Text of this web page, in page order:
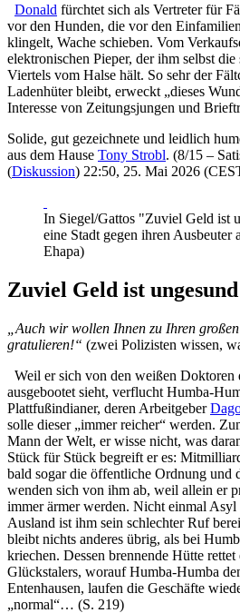
Donald fürchtet sich als Vertreter für
vor den Hunden, die vor den
klingelt, Wache schieben. Vom
elektronischen Pieper, der ihm selbst
Viertels vom Halse hält. So sehr der
Ladenhüter bleibt, erweckt „dieses
Interesse von Zeitungsjungen und
Solide, gut gezeichnete und leidlich
aus dem Hause Tony Strobl. (8/15 –
(Diskussion) 22:50, 25. Mai 2026
In Siegel/Gattos "Zuviel Geld ist
eine Stadt gegen ihren
Ehapa)
Zuviel Geld ist ungesund
„Auch wir wollen Ihnen zu Ihren
gratulieren!“ (zwei Polizisten wissen,
Weil er sich von den weißen Doktoren
ausgebootet sieht, verflucht Humba-
Plattfußindianer, deren Arbeitgeber
solle dieser „immer reicher“ werden.
Mann der Welt, er wisse nicht, was
Stück für Stück begreift er es:
bald sogar die öffentliche Ordnung und
wenden sich von ihm ab, weil allein er
immer ärmer werden. Nicht einmal Asyl
Ausland ist ihm sein schlechter Ruf
bleibt nichts anderes übrig, als bei
kriechen. Dessen brennende Hütte
Glückstalers, worauf Humba-Humba
Entenhausen, laufen die Geschäfte
„normal“… (S. 219)